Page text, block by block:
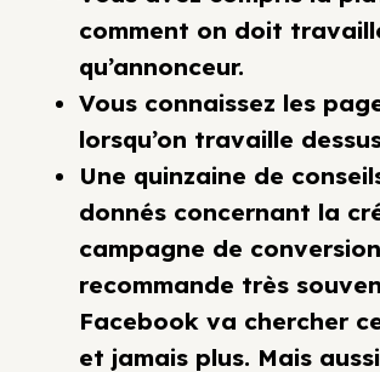
comment on doit
qu’annonceur.
Vous connaissez les
lorsqu’on travaille
Une quinzaine de
donnés concernant la
campagne de
recommande très
Facebook va chercher
et jamais plus. Mais